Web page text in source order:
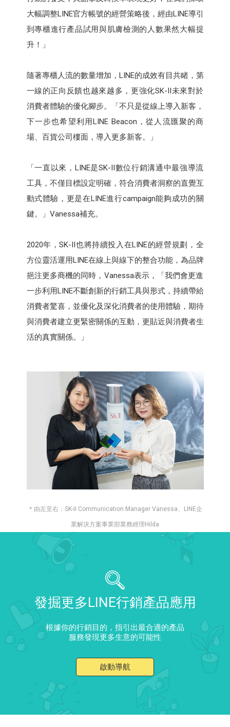
大幅調整LINE官方帳號的經營策略後，經由LINE導引
到專櫃進行產品試用與肌膚檢測的人數果然大幅提
升！」
隨著專櫃人流的數量增加，LINE的成效有目共睹，第
一線的正向反饋也越來越多，更強化SK-II未來對於
消費者體驗的優化腳步。「不只是從線上導入新客，
下一步也希望利用LINE Beacon，從人流匯聚的商
場、百貨公司樓面，導入更多新客。」
「一直以來，LINE是SK-II數位行銷溝通中最強導流
工具，不僅目標設定明確，符合消費者洞察的直覺互
動式體驗，更是在LINE進行campaign能夠成功的關
鍵。」Vanessa補充。
2020年，SK-II也將持續投入在LINE的經營規劃，全
方位靈活運用LINE在線上與線下的整合功能，為品牌
挹注更多商機的同時，Vanessa表示，「我們會更進
一步利用LINE不斷創新的行銷工具與形式，持續帶給
消費者驚喜，並優化及深化消費者的使用體驗，期待
與消費者建立更緊密關係的互動，更貼近與消費者生
活的真實關係。」
＊由左至右：SK-II Communication Manager Vanessa、LINE企
業解決方案事業部業務經理Hilda
發掘更多LINE行銷產品應用
根據你的行銷目的，指引出最合適的產品
服務發現更多生意的可能性
啟動導航